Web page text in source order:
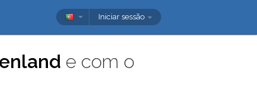
Iniciar sessão
e com o